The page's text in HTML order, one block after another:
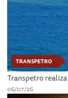
TRANSPETRO
Transpetro
06/07/26